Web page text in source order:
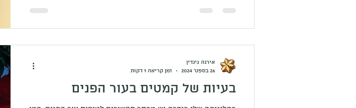
בעיות של קמטים בעור הפנים
אירנה גינדין
26 בספט׳ 2024
זמן קריאה 1 דקות